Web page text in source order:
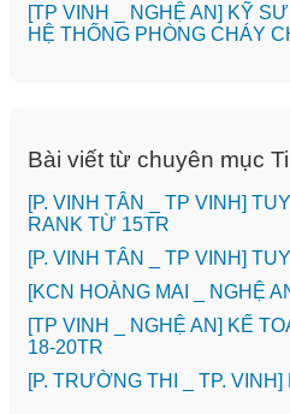
[TP VINH _ NGHỆ AN] KỸ
HỆ THỐNG PHÒNG CHÁY
Bài viết từ chuyên mục
[P. VINH TÂN _ TP VINH]
RANK TỪ 15TR
[P. VINH TÂN _ TP VINH]
️[KCN HOÀNG MAI _ NGHỆ
[TP VINH _ NGHỆ AN] KẾ
18-20TR
️[P. TRƯỜNG THI _ TP.